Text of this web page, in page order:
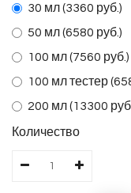
30 мл (3360 руб.)
50 мл (6580 руб.)
100 мл (7560 руб.)
100 мл тестер
200 мл (13300
Количество